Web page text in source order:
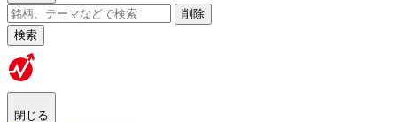
削除
検索
閉じる